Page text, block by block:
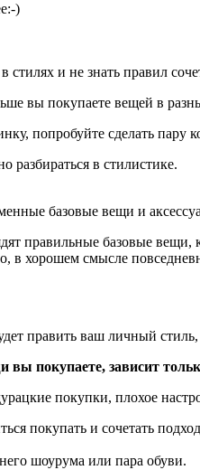
)
в стилях и не знать правил
вы покупаете вещей в
попробуйте сделать пару
разбираться в стилистике.
базовые вещи и
правильные базовые вещи,
в хорошем смысле
править ваш личный
вы покупаете, зависит
покупки, плохое
покупать и сочетать
шоурума или пара обуви.